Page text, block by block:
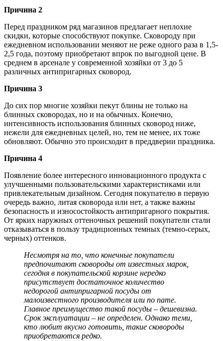
Причина 2
Перед праздником ряд магазинов предлагает неплохие
скидки, которые способствуют покупке. Сковороду при
ежедневном использовании меняют не реже одного раза в 1,5-
2,5 года, поэтому приобретают впрок по выгодной цене. В
среднем в арсенале у современной хозяйки от 3 до 5
различных антипригарных сковород.
Причина 3
До сих пор многие хозяйки пекут блины не только на
блинных сковородах, но и на обычных. Конечно,
интенсивность использования блинных сковород ниже,
нежели для ежедневных целей, но, тем не менее, их тоже
обновляют. Обычно это происходит в преддверии праздника.
Причина 4
Появление более интересного инновационного продукта с
улучшенными пользовательскими характеристиками или
привлекательным дизайном. Сегодня покупателю в первую
очередь важно, литая сковорода или нет, а также важны
безопасность и износостойкость антипригарного покрытия.
От ярких наружных оттеночных решений покупатели стали
отказываться в пользу традиционных темных (темно-серых,
черных) оттенков.
Несмотря на то, что конечные покупатели
предпочитают сковороды от известных марок,
сегодня в покупательской корзине нередко
присутствует достаточное количество
недорогой антипригарной посуды от
малоизвестного производителя или no name.
Главное преимущество такой посуды – дешевизна.
Срок эксплуатации – не определен. Однако теми,
кто любит вкусно готовить, такие сковороды
приобретаются редко.